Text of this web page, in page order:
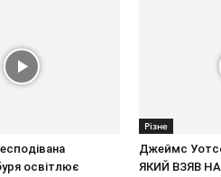
освітлює
Різне
Джеймс
ЯКИЙ ВЗЯВ